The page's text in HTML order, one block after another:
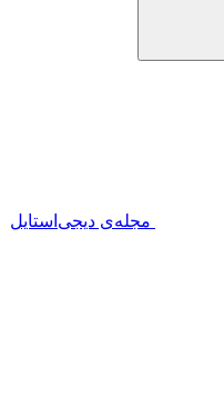
مجله‌ی دیجی‌استایل